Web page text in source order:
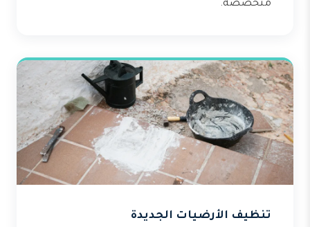
متخصصة.
تنظيف الأرضيات الجديدة